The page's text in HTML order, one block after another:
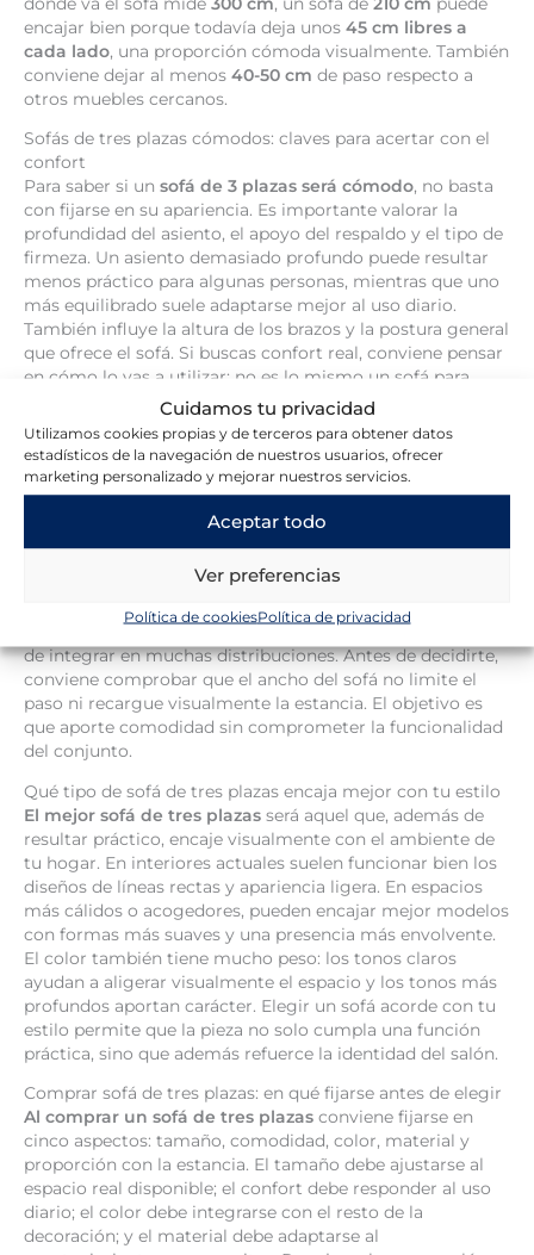
Cuidamos tu privacidad
Utilizamos cookies propias y de terceros para obtener datos
estadísticos de la navegación de nuestros usuarios, ofrecer
marketing personalizado y mejorar nuestros servicios.
Aceptar todo
Ver preferencias
Política de cookiesPolítica de privacidad
encajar bien porque todavía deja unos 45 cm libres a
cada lado, una proporción cómoda visualmente. También
conviene dejar al menos 40-50 cm de paso respecto a
otros muebles cercanos.
Sofás de tres plazas cómodos: claves para acertar con el
confort
Para saber si un sofá de 3 plazas será cómodo, no basta
con fijarse en su apariencia. Es importante valorar la
profundidad del asiento, el apoyo del respaldo y el tipo de
firmeza. Un asiento demasiado profundo puede resultar
menos práctico para algunas personas, mientras que uno
más equilibrado suele adaptarse mejor al uso diario.
También influye la altura de los brazos y la postura general
que ofrece el sofá. Si buscas confort real, conviene pensar
en cómo lo vas a utilizar: no es lo mismo un sofá para
recibir visitas que uno pensado para descansar todos los
días. Elegir con criterio mejora mucho la experiencia final.
Cuándo elegir un sofá de 3 plazas para tu salón
sofá de 3 plazas
suele ser una buena elección cuando
el salón necesita una pieza principal cómoda,
proporcionada y con suficiente capacidad de asiento.
en hogares donde se utiliza el salón de forma intensiva. Es
una opción recomendable si buscas un formato versátil,
sofá de 2 plazas
de integrar en muchas distribuciones. Antes de decidirte,
conviene comprobar que el ancho del sofá no limite el
paso ni recargue visualmente la estancia. El objetivo es
que aporte comodidad sin comprometer la funcionalidad
del conjunto.
Qué tipo de sofá de tres plazas encaja mejor con tu estilo
El mejor sofá de tres plazas será aquel que, además de
resultar práctico, encaje visualmente con el ambiente de
tu hogar. En interiores actuales suelen funcionar bien los
diseños de líneas rectas y apariencia ligera. En espacios
más cálidos o acogedores, pueden encajar mejor modelos
con formas más suaves y una presencia más envolvente.
El color también tiene mucho peso: los tonos claros
ayudan a aligerar visualmente el espacio y los tonos más
profundos aportan carácter. Elegir un sofá acorde con tu
estilo permite que la pieza no solo cumpla una función
práctica, sino que además refuerce la identidad del salón.
Comprar sofá de tres plazas: en qué fijarse antes de elegir
Al comprar un sofá de tres plazas conviene fijarse en
cinco aspectos: tamaño, comodidad, color, material y
proporción con la estancia. El tamaño debe ajustarse al
espacio real disponible; el confort debe responder al uso
diario; el color debe integrarse con el resto de la
decoración; y el material debe adaptarse al